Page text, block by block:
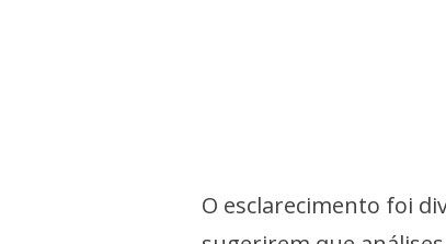
O esclarecimento foi